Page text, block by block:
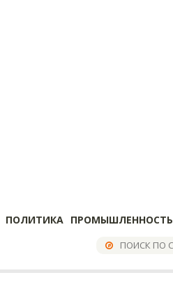
ПОЛИТИКА ПРОМЫШЛЕННОСТЬ